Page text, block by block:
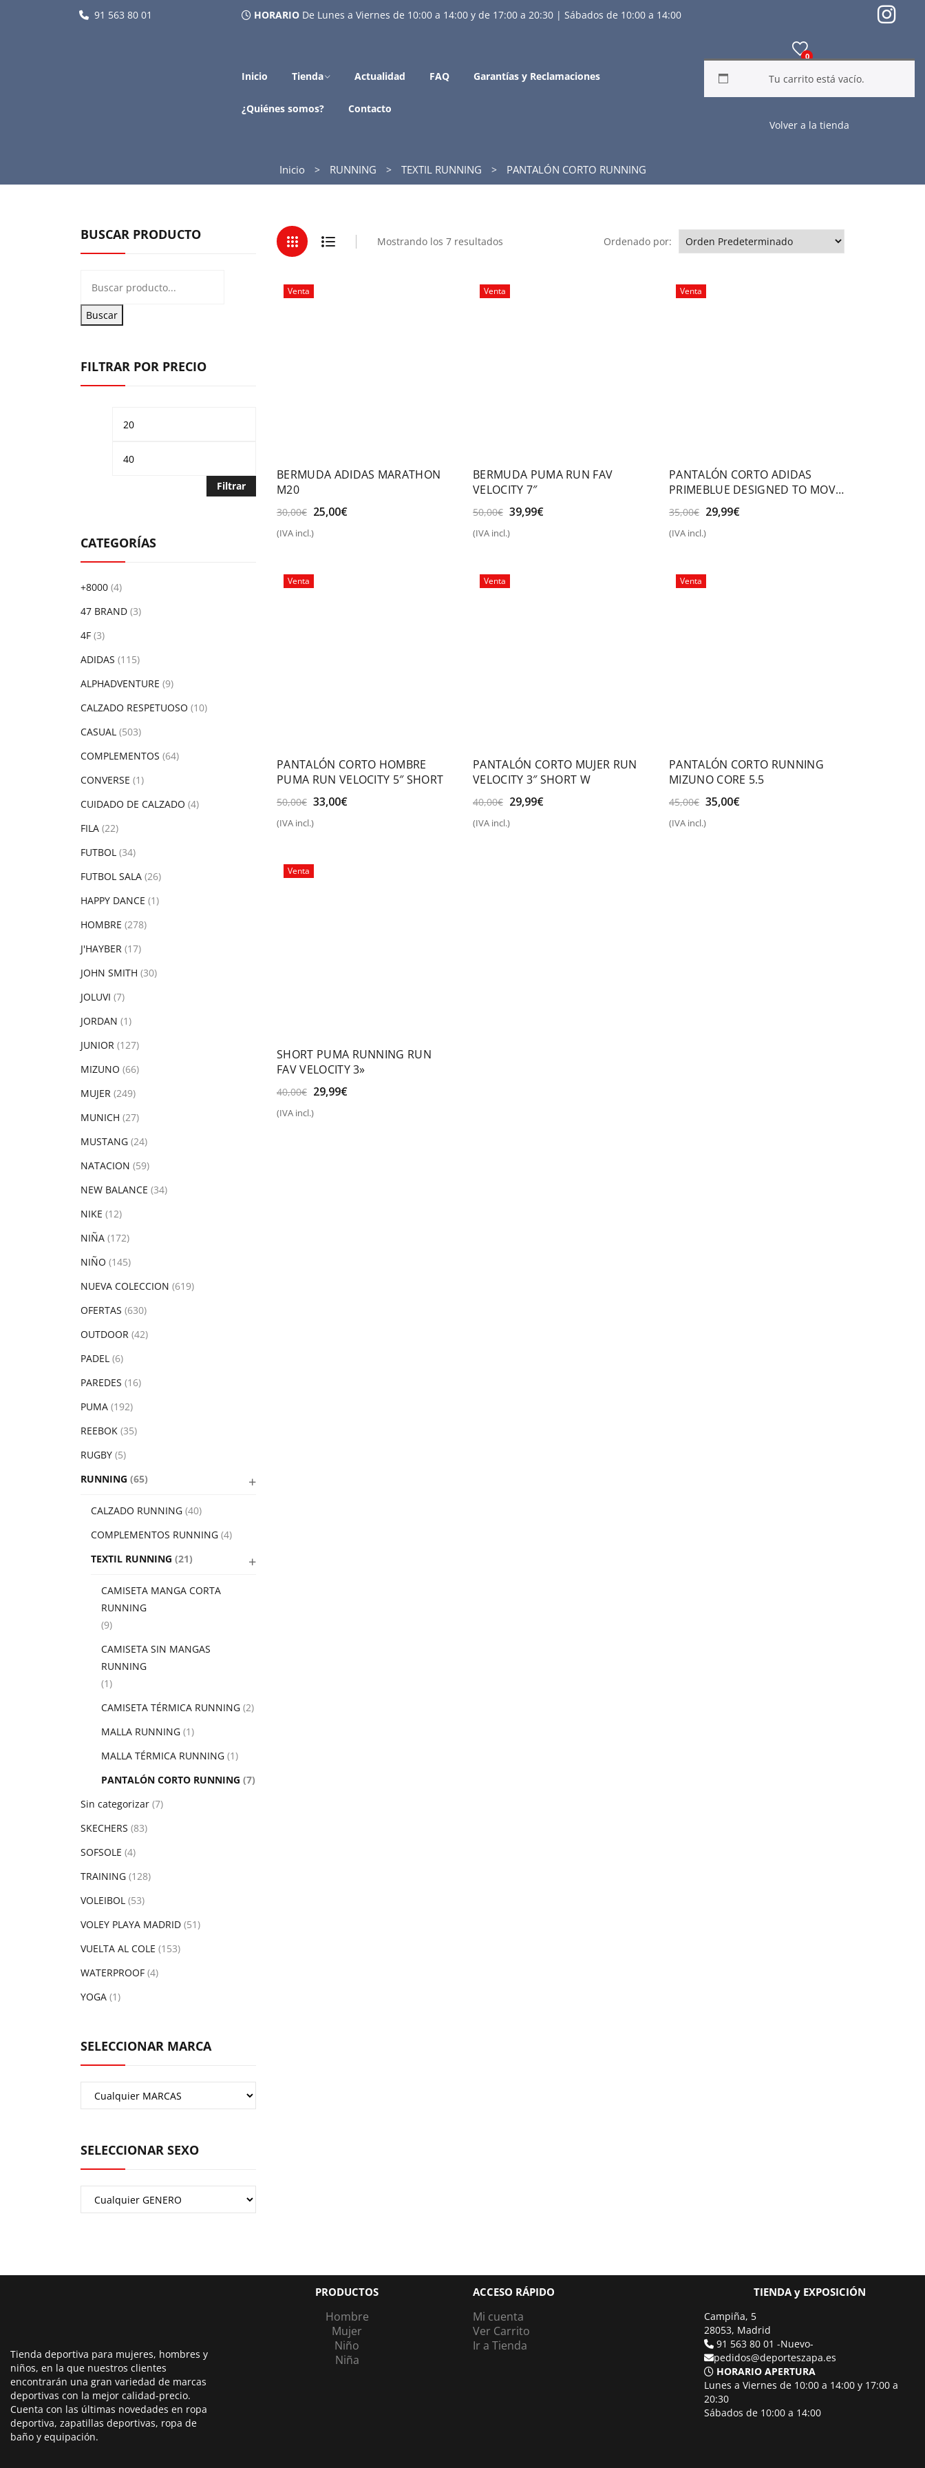
91 563 80 01 HORARIO De Lunes a Viernes de 10:00 a 14:00 y de 17:00 a 20:30 | Sábados de 10:00 a 14:00
Inicio Tienda Actualidad FAQ Garantías y Reclamaciones
¿Quiénes somos? Contacto
0
Tu carrito está vacío.
Volver a la tienda
Inicio RUNNING TEXTIL RUNNING PANTALÓN CORTO RUNNING
Mostrando los 7 resultados Ordenado por:
Venta
BERMUDA ADIDAS MARATHON
M20
30,00€ El
original
25,00€El
(IVA incl.)Seleccionar opciones
Venta
BERMUDA PUMA RUN FAV
VELOCITY 7″
50,00€ El
original
39,99€El
(IVA incl.)
Seleccionar opciones
Venta
PANTALÓN CORTO ADIDAS
PRIMEBLUE DESIGNED TO MOVE
2-in-1 SPORT
35,00€ El
original
29,99€El
(IVA incl.)
Seleccionar opciones
Venta
PANTALÓN CORTO HOMBRE
PUMA RUN VELOCITY 5″ SHORT
50,00€ El
original
33,00€El
(IVA incl.)Seleccionar opciones
Venta
PANTALÓN CORTO MUJER RUN
VELOCITY 3″ SHORT W
40,00€ El
original
29,99€El
(IVA incl.)
Seleccionar opciones
Venta
PANTALÓN CORTO RUNNING
MIZUNO CORE 5.5
45,00€ El
original
35,00€El
(IVA incl.)
Seleccionar opciones
Venta
SHORT PUMA RUNNING RUN
FAV VELOCITY 3»
40,00€ El
original
29,99€El
(IVA incl.)Seleccionar opciones
BUSCAR PRODUCTO
Buscar
FILTRAR POR PRECIO
Precio
Filtrar
CATEGORÍAS
+8000 (4)
47 BRAND (3)
4F (3)
ADIDAS (115)
ALPHADVENTURE (9)
CALZADO RESPETUOSO (10)
CASUAL (503)
COMPLEMENTOS (64)
CONVERSE (1)
CUIDADO DE CALZADO (4)
FILA (22)
FUTBOL (34)
FUTBOL SALA (26)
HAPPY DANCE (1)
HOMBRE (278)
J'HAYBER (17)
JOHN SMITH (30)
JOLUVI (7)
JORDAN (1)
JUNIOR (127)
MIZUNO (66)
MUJER (249)
MUNICH (27)
MUSTANG (24)
NATACION (59)
NEW BALANCE (34)
NIKE (12)
NIÑA (172)
NIÑO (145)
NUEVA COLECCION (619)
OFERTAS (630)
OUTDOOR (42)
PADEL (6)
PAREDES (16)
PUMA (192)
REEBOK (35)
RUGBY (5)
RUNNING (65)
CALZADO RUNNING (40)
COMPLEMENTOS RUNNING (4)
TEXTIL RUNNING (21)
CAMISETA MANGA CORTA
RUNNING
(9)
CAMISETA SIN MANGAS
RUNNING
(1)
CAMISETA TÉRMICA RUNNING (2)
MALLA RUNNING (1)
MALLA TÉRMICA RUNNING (1)
PANTALÓN CORTO RUNNING (7)
Sin categorizar (7)
SKECHERS (83)
SOFSOLE (4)
TRAINING (128)
VOLEIBOL (53)
VOLEY PLAYA MADRID (51)
VUELTA AL COLE (153)
WATERPROOF (4)
YOGA (1)
SELECCIONAR MARCA
SELECCIONAR SEXO
Tienda deportiva para mujeres, hombres y
niños, en la que nuestros clientes
encontrarán una gran variedad de marcas
deportivas con la mejor calidad-precio.
Cuenta con las últimas novedades en ropa
deportiva, zapatillas deportivas, ropa de
baño y equipación.
PRODUCTOS
Hombre
Mujer
Niño
Niña
ACCESO RÁPIDO
Mi cuenta
Ver Carrito
Ir a Tienda
TIENDA y EXPOSICIÓN
Campiña, 5
28053, Madrid
91 563 80 01 -Nuevo-
pedidos@deporteszapa.es
HORARIO APERTURA
Lunes a Viernes de 10:00 a 14:00 y 17:00 a
20:30
Sábados de 10:00 a 14:00